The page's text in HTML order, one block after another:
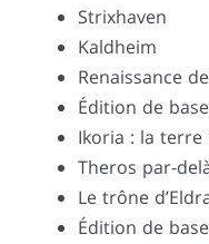
Strixhaven
Kaldheim
Renaissance
Édition de
Ikoria : la terre
Theros par-
Le trône
Édition de